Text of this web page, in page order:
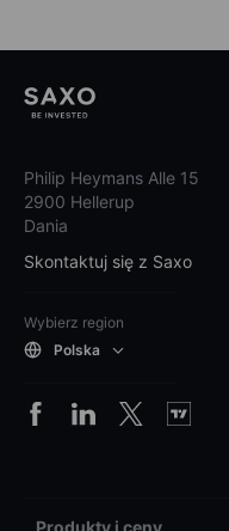
Philip Heymans Alle 15
2900 Hellerup
Dania
Skontaktuj się z Saxo
Wybierz region
Polska